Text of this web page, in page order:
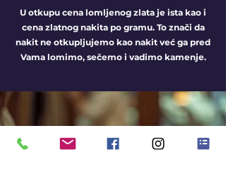
U otkupu cena lomljenog zlata je ista kao i
cena zlatnog nakita po gramu. To znači da
nakit ne otkupljujemo kao nakit već ga pred
Vama lomimo, sečemo i vadimo kamenje.